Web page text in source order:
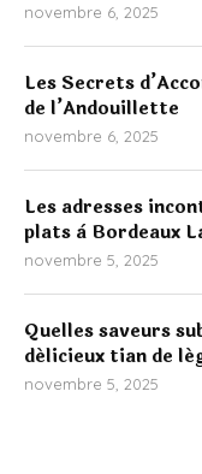
novembre 6, 2025
Les Secrets
de l’Andouillette
novembre 6, 2025
Les adresses
plats à Bordeaux
novembre 5, 2025
Quelles saveurs
délicieux tian de
novembre 5, 2025